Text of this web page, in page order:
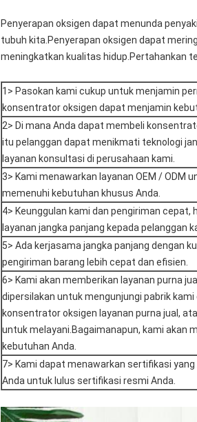
Penyerapan oksigen dapat menunda
tubuh kita.Penyerapan oksigen dapat
meningkatkan kualitas hidup.Pertahankan
1> Pasokan kami cukup untuk menjamin
konsentrator oksigen dapat menjamin
2> Di mana Anda dapat membeli
itu pelanggan dapat menikmati teknologi
layanan konsultasi di perusahaan kami.
3> Kami menawarkan layanan OEM / ODM
memenuhi kebutuhan khusus Anda.
4> Keunggulan kami dan pengiriman
layanan jangka panjang kepada pelanggan
5> Ada kerjasama jangka panjang dengan
pengiriman barang lebih cepat dan efisien.
6> Kami akan memberikan layanan purna
dipersilakan untuk mengunjungi pabrik
konsentrator oksigen layanan purna jual,
untuk melayani.Bagaimanapun, kami akan
kebutuhan Anda.
7> Kami dapat menawarkan sertifikasi
Anda untuk lulus sertifikasi resmi Anda.